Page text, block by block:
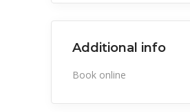
Additional info
Book online